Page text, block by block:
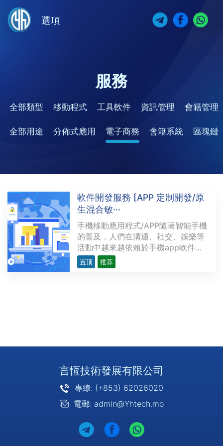
選項
服務
全部類型 移動程式 工具軟件 資訊管理 會籍管理
全部用途 分佈式應用 電子商務 會籍系統 區塊鏈
軟件開發服務 [APP 定制開發/原
生混合敏···
手機移動應用程式/APP隨著智能手機
的普及，人們在溝通、社交、娛樂等
活動中越來越依賴於手機app軟件
（app，英文application的簡稱，即
應用軟件，通常是指iPhone、安卓等
置顶 推荐
言恆技術發展有限公司
專線: (+853) 62026020
電郵: admin@Yhtech.mo